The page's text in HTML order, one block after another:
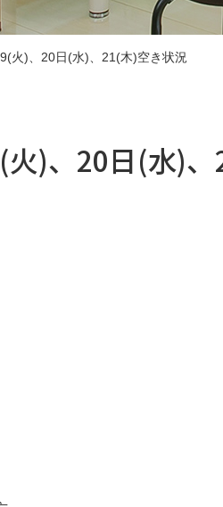
火)、20日(水)、21(木)空き状況
)、20日(水)